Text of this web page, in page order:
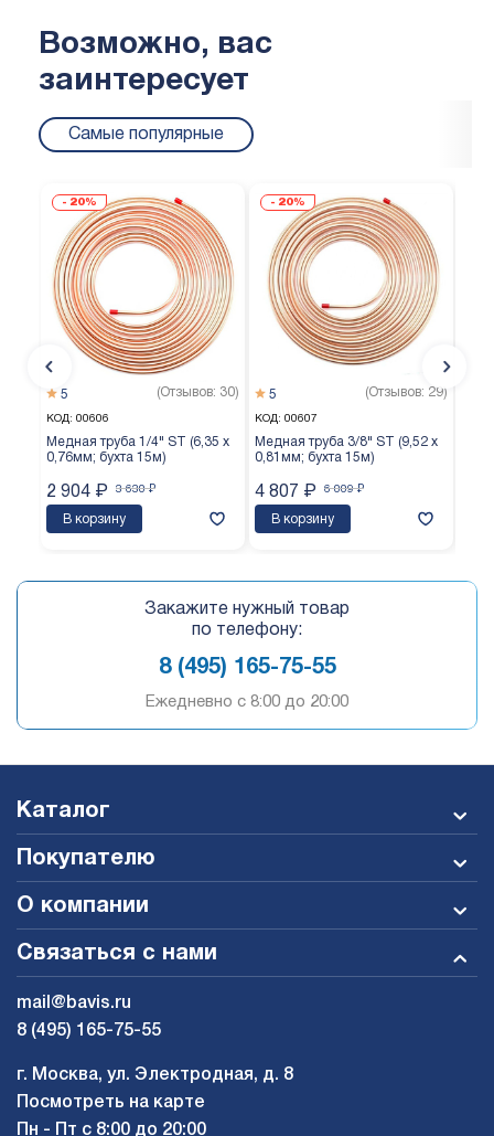
Возможно, вас
заинтересует
Самые популярные
20%
КОД: 00606
Медная труба 1/4" ST (6,35 х
0,76мм; бухта 15м)
(Отзывов: 30)
5
3 630 ₽
2 904 ₽
В корзину
20%
КОД: 00607
Медная труба 3/8" ST (9,52 х
0,81мм; бухта 15м)
(Отзывов: 29)
5
6 009 ₽
4 807 ₽
В корзину
Закажите нужный товар
по телефону:
8 (495) 165-75-55
Ежедневно c 8:00 до 20:00
Каталог
Покупателю
О компании
Связаться с нами
mail@bavis.ru
8 (495) 165-75-55
г. Москва, ул. Электродная, д. 8
Посмотреть на карте
Пн - Пт с 8:00 до 20:00